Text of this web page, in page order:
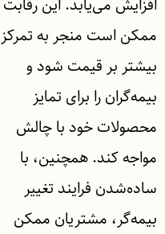
افزایش می‌یابد. این رقابت
ممکن است منجر به تمرکز
بیشتر بر قیمت شود و
بیمه‌گران را برای تمایز
محصولات خود با چالش
مواجه کند. همچنین، با
ساده‌شدن فرایند تغییر
بیمه‌گر، مشتریان ممکن